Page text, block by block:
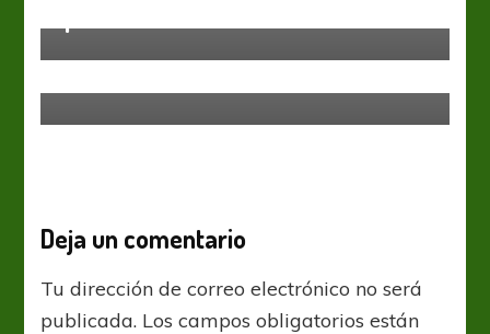
Deja un comentario
Tu dirección de correo electrónico no será
publicada. Los campos obligatorios están